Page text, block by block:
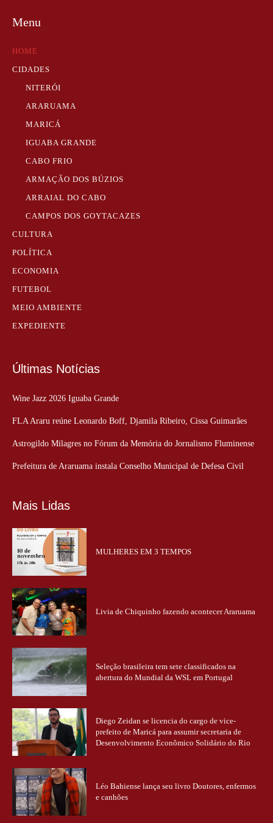
Menu
HOME
CIDADES
NITERÓI
ARARUAMA
MARICÁ
IGUABA GRANDE
CABO FRIO
ARMAÇÃO DOS BÚZIOS
ARRAIAL DO CABO
CAMPOS DOS GOYTACAZES
CULTURA
POLÍTICA
ECONOMIA
FUTEBOL
MEIO AMBIENTE
EXPEDIENTE
Últimas Notícias
Wine Jazz 2026 Iguaba Grande
FLA Araru reúne Leonardo Boff, Djamila Ribeiro, Cissa Guimarães
Astrogildo Milagres no Fórum da Memória do Jornalismo Fluminense
Prefeitura de Araruama instala Conselho Municipal de Defesa Civil
Mais Lidas
MULHERES EM 3 TEMPOS
Livia de Chiquinho fazendo acontecer Araruama
Seleção brasileira tem sete classificados na
abertura do Mundial da WSL em Portugal
Diego Zeidan se licencia do cargo de vice-
prefeito de Maricá para assumir secretaria de
Desenvolvimento Econômico Solidário do Rio
Léo Bahiense lança seu livro Doutores, enfermos
e canhões